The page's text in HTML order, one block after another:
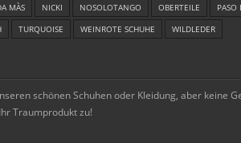
MÀS NICKI NOSOLOTANGO OBERTEILE
PASO
TURQUOISE WEINROTE SCHUHE WILDLEDER
schönen Schuhen oder Kleidung, aber keine
Traumprodukt zu!